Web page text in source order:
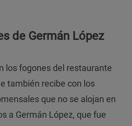
de Germán López
los fogones del restaurante
también recibe con los
que no se alojan en
a Germán López, que fue